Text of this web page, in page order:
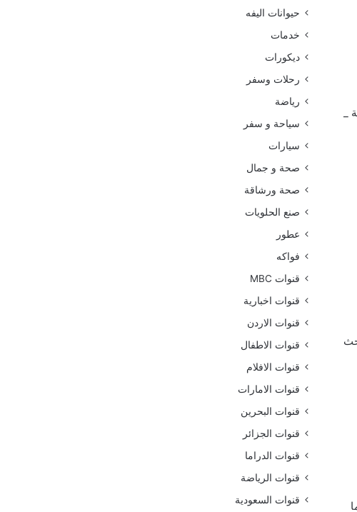
هجرية _
حيوانات اليفه
خدمات
ديكورات
رحلات وسفر
رياضة
سياحة و سفر
سيارات
صحة و جمال
صحة ورشاقة
صنع الحلويات
عطور
فواكه
قنوات MBC
قنوات اخبارية
قنوات الاردن
قنوات الاطفال
قنوات الافلام
قنوات الامارات
قنوات البحرين
قنوات الجزائر
قنوات الدراما
قنوات الرياضة
قنوات السعودية